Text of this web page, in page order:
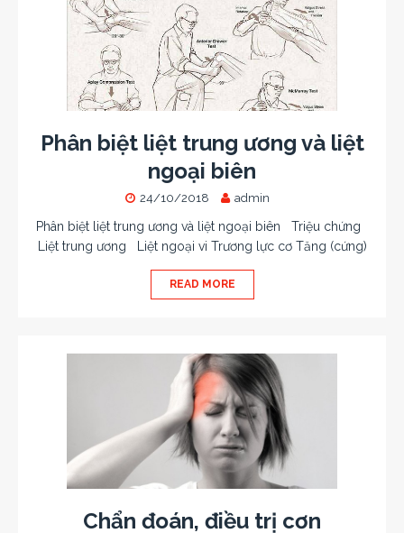
Phân biệt liệt trung ương và liệt
ngoại biên
24/10/2018 admin
Phân biệt liệt trung ương và liệt ngoại biên Triệu chứng
Liệt trung ương Liệt ngoại vi Trương lực cơ Tăng (cứng)
READ MORE
Chẩn đoán, điều trị cơn